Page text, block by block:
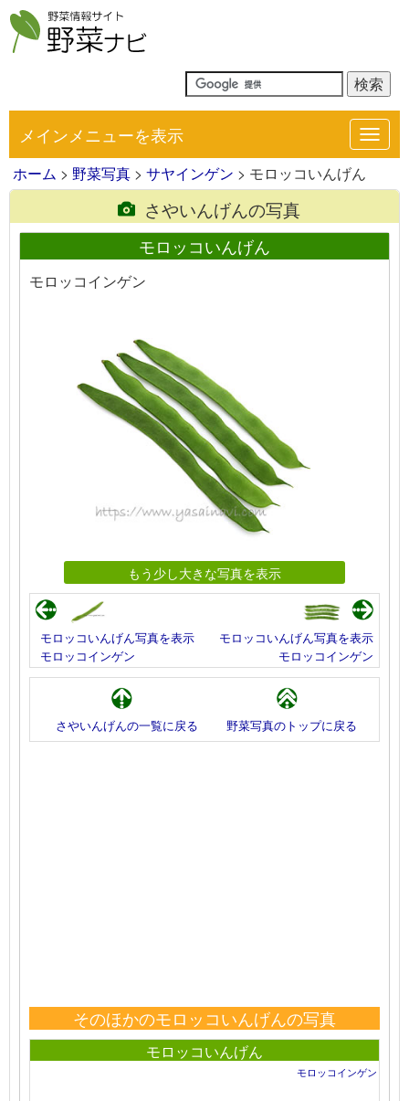
メインメニューを表示
ホーム > 野菜写真 > サヤインゲン > モロッコいんげん
さやいんげんの写真
モロッコいんげん
モロッコインゲン
もう少し大きな写真を表示
モロッコいんげん写真を表示
モロッコインゲン
モロッコいんげん写真を表示
モロッコインゲン
さやいんげんの一覧に戻る 野菜写真のトップに戻る
そのほかのモロッコいんげんの写真
モロッコいんげん
モロッコインゲン